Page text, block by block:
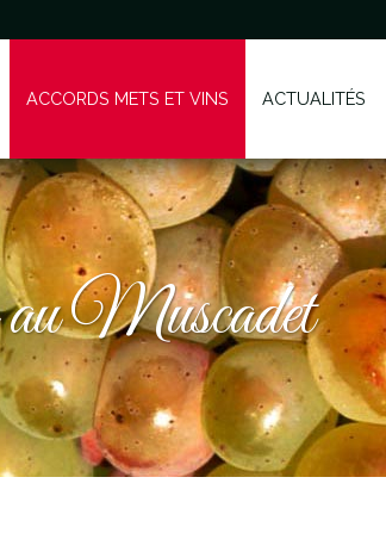
ACCORDS METS ET VINS ACTUALITÉS
Muscadet